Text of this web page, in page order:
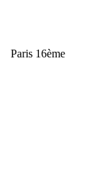
Paris 16ème